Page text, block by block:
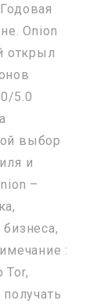
Onion
открыл
5.0
выбор
и
–
:
Tor,